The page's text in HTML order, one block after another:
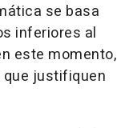
se basa
inferiores al
este momento,
justifiquen